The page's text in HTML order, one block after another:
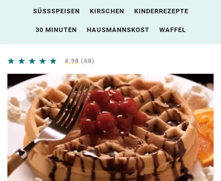
SÜSSSPEISEN KIRSCHEN KINDERREZEPTE
30 MINUTEN HAUSMANNSKOST WAFFEL
4.98 (68)